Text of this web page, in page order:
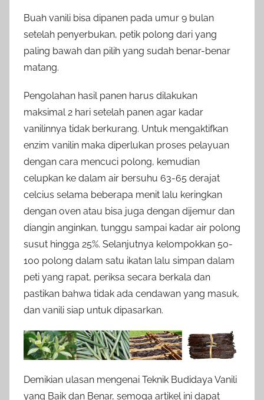
Buah vanili bisa dipanen pada umur 9 bulan
setelah penyerbukan, petik polong dari yang
paling bawah dan pilih yang sudah benar-benar
matang.
Pengolahan hasil panen harus dilakukan
maksimal 2 hari setelah panen agar kadar
vanilinnya tidak berkurang. Untuk mengaktifkan
enzim vanilin maka diperlukan proses pelayuan
dengan cara mencuci polong, kemudian
celupkan ke dalam air bersuhu 63-65 derajat
celcius selama beberapa menit lalu keringkan
dengan oven atau bisa juga dengan dijemur dan
diangin anginkan, tunggu sampai kadar air polong
susut hingga 25%. Selanjutnya kelompokkan 50-
100 polong dalam satu ikatan lalu simpan dalam
peti yang rapat, periksa secara berkala dan
pastikan bahwa tidak ada cendawan yang masuk,
dan vanili siap untuk dipasarkan.
Demikian ulasan mengenai Teknik Budidaya Vanili
yang Baik dan Benar, semoga artikel ini dapat